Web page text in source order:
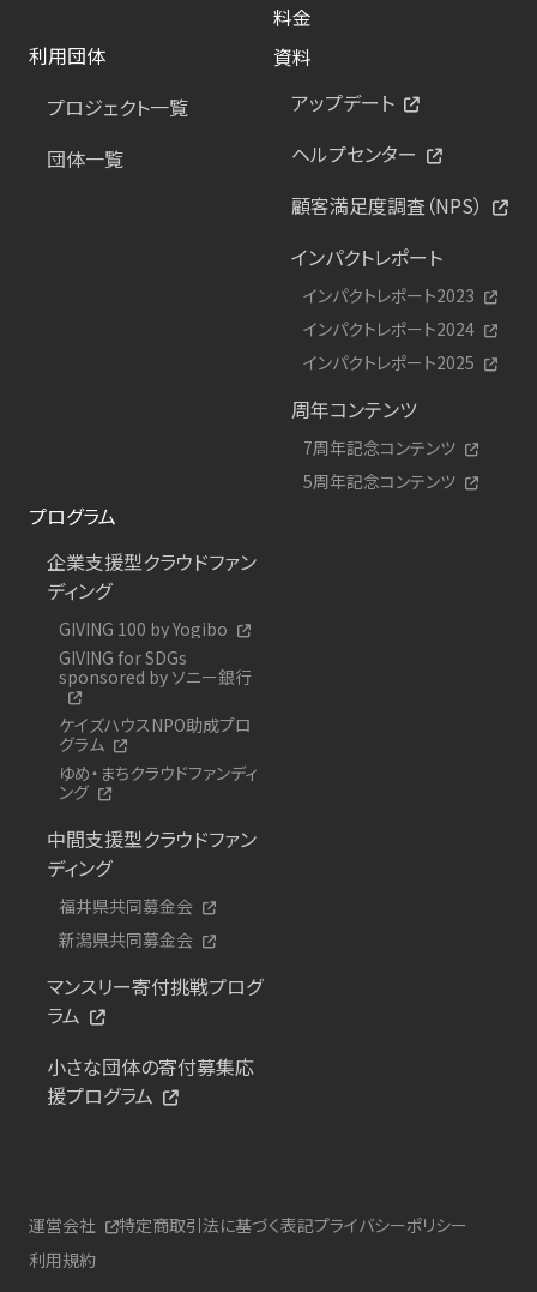
料金
利用団体
プロジェクト一覧
団体一覧
資料
アップデート
ヘルプセンター
顧客満足度調査（NPS）
インパクトレポート
インパクトレポート2023
インパクトレポート2024
インパクトレポート2025
周年コンテンツ
7周年記念コンテンツ
5周年記念コンテンツ
プログラム
企業支援型クラウドファン
ディング
GIVING 100 by Yogibo
GIVING for SDGs
sponsored by ソニー銀行
ケイズハウスNPO助成プロ
グラム
ゆめ・まちクラウドファンディ
ング
中間支援型クラウドファン
ディング
福井県共同募金会
新潟県共同募金会
マンスリー寄付挑戦プログ
ラム
小さな団体の寄付募集応
援プログラム
運営会社 特定商取引法に基づく表記プライバシーポリシー
利用規約